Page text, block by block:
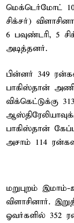
மெக்டெர்மோட்
சிக்சர்)
6 பவுண்டரி, 5
அடித்தனர்.
பின்னர் 349
பாகிஸ்தான் அணி
விக்கெட்டுக்கு
பாகிஸ்தான்
அசாம் 114
மறுபுறம்
விளாசினார்.
ஓவர்களில் 352